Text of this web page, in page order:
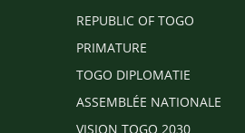
REPUBLIC OF TOGO
PRIMATURE
TOGO DIPLOMATIE
ASSEMBLÉE NATIONALE
VISION TOGO 2030